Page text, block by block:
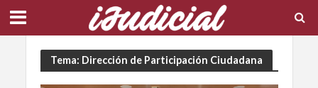
Tema: Dirección de Participación Ciudadana